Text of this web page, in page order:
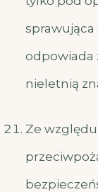
odpowiada
nieletnią
Ze